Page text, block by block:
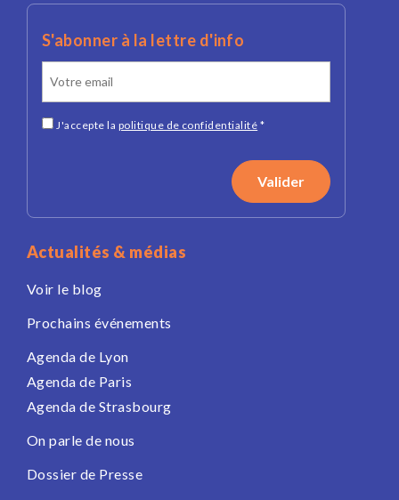
S'abonner à la lettre d'info
J'accepte la politique de confidentialité *
Actualités & médias
Voir le blog
Prochains événements
Agenda de Lyon
Agenda de Paris
Agenda de Strasbourg
On parle de nous
Dossier de Presse